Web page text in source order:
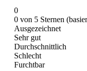
0
0 von 5 Sternen
Ausgezeichnet
Sehr gut
Durchschnittlich
Schlecht
Furchtbar